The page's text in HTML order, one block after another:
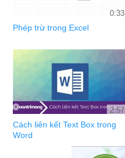
0:33
Phép trừ trong Excel
2:57
Cách liên kết Text Box trong
Word